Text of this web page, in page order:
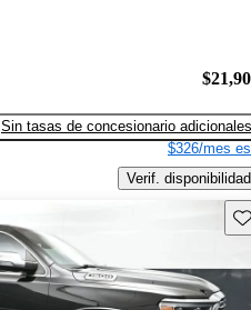
Sin tasas de concesionario adicionales
$326/mes
Verif. disponibilidad